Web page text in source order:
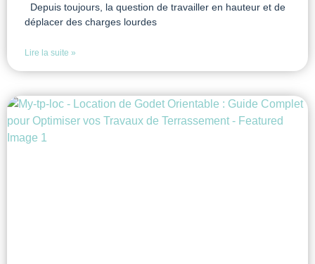
Depuis toujours, la question de travailler en hauteur et de
déplacer des charges lourdes
Lire la suite »